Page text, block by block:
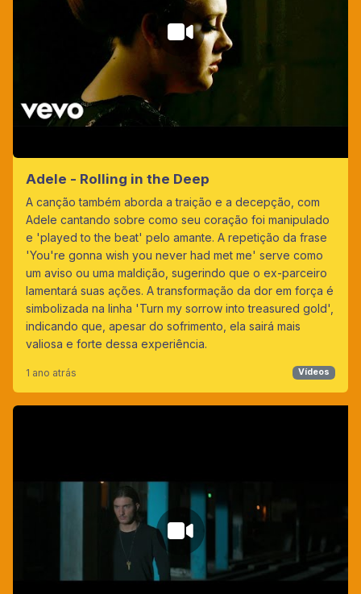
Adele - Rolling in the Deep
A canção também aborda a traição e a decepção, com
Adele cantando sobre como seu coração foi manipulado
e 'played to the beat' pelo amante. A repetição da frase
'You're gonna wish you never had met me' serve como
um aviso ou uma maldição, sugerindo que o ex-parceiro
lamentará suas ações. A transformação da dor em força é
simbolizada na linha 'Turn my sorrow into treasured gold',
indicando que, apesar do sofrimento, ela sairá mais
valiosa e forte dessa experiência.
1 ano atrás Vídeos